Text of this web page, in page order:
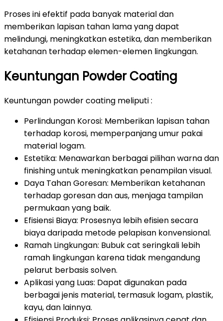
Proses ini efektif pada banyak material dan
memberikan lapisan tahan lama yang dapat
melindungi, meningkatkan estetika, dan memberikan
ketahanan terhadap elemen-elemen lingkungan.
Keuntungan Powder Coating
Keuntungan powder coating meliputi :
Perlindungan Korosi: Memberikan lapisan tahan
terhadap korosi, memperpanjang umur pakai
material logam.
Estetika: Menawarkan berbagai pilihan warna dan
finishing untuk meningkatkan penampilan visual.
Daya Tahan Goresan: Memberikan ketahanan
terhadap goresan dan aus, menjaga tampilan
permukaan yang baik.
Efisiensi Biaya: Prosesnya lebih efisien secara
biaya daripada metode pelapisan konvensional.
Ramah Lingkungan: Bubuk cat seringkali lebih
ramah lingkungan karena tidak mengandung
pelarut berbasis solven.
Aplikasi yang Luas: Dapat digunakan pada
berbagai jenis material, termasuk logam, plastik,
kayu, dan lainnya.